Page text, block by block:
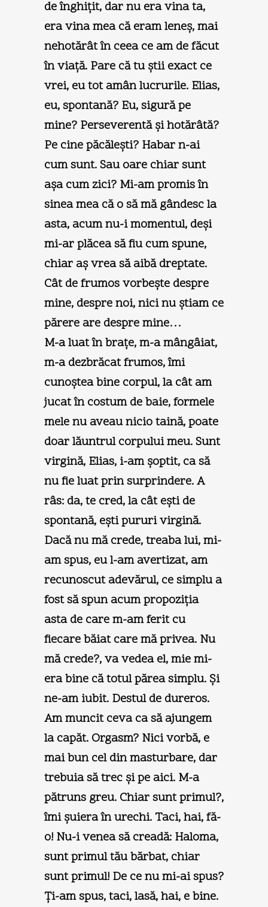
de înghiţit, dar nu era vina ta,
era vina mea că eram leneş, mai
nehotărât în ceea ce am de făcut
în viaţă. Pare că tu ştii exact ce
vrei, eu tot amân lucrurile. Elias,
eu, spontană? Eu, sigură pe
mine? Perseverentă şi hotărâtă?
Pe cine păcăleşti? Habar n-ai
cum sunt. Sau oare chiar sunt
aşa cum zici? Mi-am promis în
sinea mea că o să mă gândesc la
asta, acum nu-i momentul, deşi
mi-ar plăcea să fiu cum spune,
chiar aş vrea să aibă dreptate.
Cât de frumos vorbeşte despre
mine, despre noi, nici nu ştiam ce
părere are despre mine…
M-a luat în braţe, m-a mângâiat,
m-a dezbrăcat frumos, îmi
cunoştea bine corpul, la cât am
jucat în costum de baie, formele
mele nu aveau nicio taină, poate
doar lăuntrul corpului meu. Sunt
virgină, Elias, i-am şoptit, ca să
nu fie luat prin surprindere. A
râs: da, te cred, la cât eşti de
spontană, eşti pururi virgină.
Dacă nu mă crede, treaba lui, mi-
am spus, eu l-am avertizat, am
recunoscut adevărul, ce simplu a
fost să spun acum propoziţia
asta de care m-am ferit cu
fiecare băiat care mă privea. Nu
mă crede?, va vedea el, mie mi-
era bine că totul părea simplu. Şi
ne-am iubit. Destul de dureros.
Am muncit ceva ca să ajungem
la capăt. Orgasm? Nici vorbă, e
mai bun cel din masturbare, dar
trebuia să trec şi pe aici. M-a
pătruns greu. Chiar sunt primul?,
îmi şuiera în urechi. Taci, hai, fă-
o! Nu-i venea să creadă: Haloma,
sunt primul tău bărbat, chiar
sunt primul! De ce nu mi-ai spus?
Ţi-am spus, taci, lasă, hai, e bine.